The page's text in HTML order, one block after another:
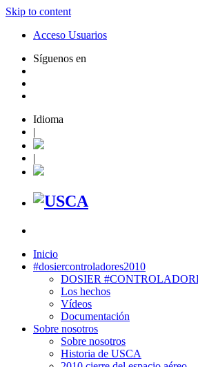
Skip to content
Acceso Usuarios
Síguenos en
Idioma
|
|
Inicio
#dosiercontroladores2010
DOSIER
Los hechos
Vídeos
Documentación
Sobre nosotros
Sobre nosotros
Historia de USCA